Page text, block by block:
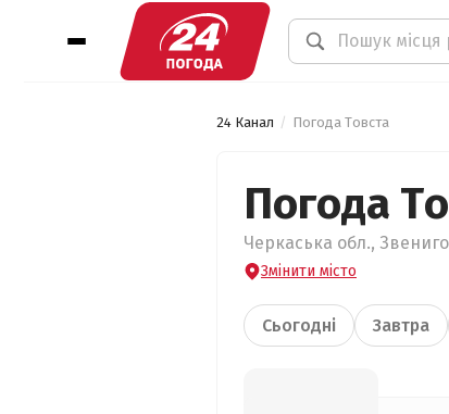
24 Канал Погода Товста
Погода
Черкаська обл.,
Змінити місто
Сьогодні Завтра